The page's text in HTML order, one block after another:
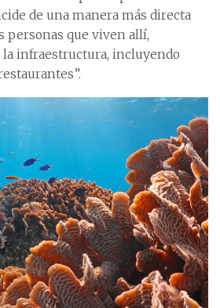
de una manera más directa
personas que viven allí,
la infraestructura, incluyendo